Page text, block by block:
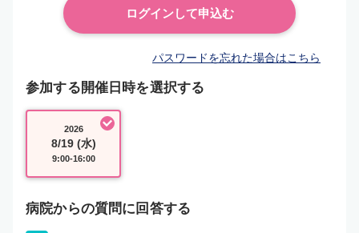
パスワードを忘れた場合はこちら
参加する開催日時を選択する
2026
8/19 (水)
9:00-16:00
病院からの質問に回答する